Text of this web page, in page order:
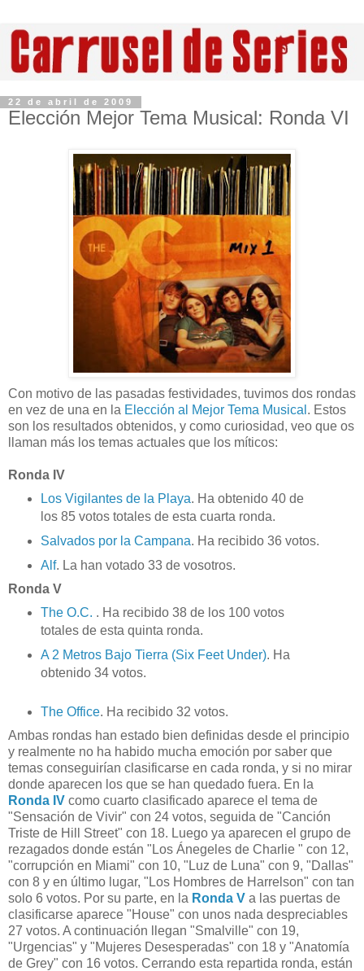
22 de abril de 2009
Elección Mejor Tema Musical: Ronda VI
Con motivo de las pasadas festividades, tuvimos dos rondas
en vez de una en la Elección al Mejor Tema Musical . Estos
son los resultados obtenidos, y como curiosidad, veo que os
llaman más los temas actuales que los míticos:
Ronda IV
Los Vigilantes de la Playa. Ha obtenido 40 de
los 85 votos totales de esta cuarta ronda.
Salvados por la Campana. Ha recibido 36 votos.
Alf. La han votado 33 de vosotros.
Ronda V
The O.C. . Ha recibido 38 de los 100 votos
totales de esta quinta ronda.
A 2 Metros Bajo Tierra (Six Feet Under). Ha
obtenido 34 votos.
The Office. Ha recibido 32 votos.
Ambas rondas han estado bien definidas desde el principio
y realmente no ha habido mucha emoción por saber que
temas conseguirían clasificarse en cada ronda, y si no mirar
donde aparecen los que se han quedado fuera. En la
Ronda IV como cuarto clasificado aparece el tema de
"Sensación de Vivir" con 24 votos, seguida de "Canción
Triste de Hill Street" con 18. Luego ya aparecen el grupo de
rezagados donde están "Los Ánegeles de Charlie " con 12,
"corrupción en Miami" con 10, "Luz de Luna" con 9, "Dallas"
con 8 y en último lugar, "Los Hombres de Harrelson" con tan
solo 6 votos. Por su parte, en la Ronda V a las puertas de
clasificarse aparece "House" con unos nada despreciables
27 votos. A continuación llegan "Smalville" con 19,
"Urgencias" y "Mujeres Desesperadas" con 18 y "Anatomía
de Grey" con 16 votos. Cerrando esta repartida ronda, están